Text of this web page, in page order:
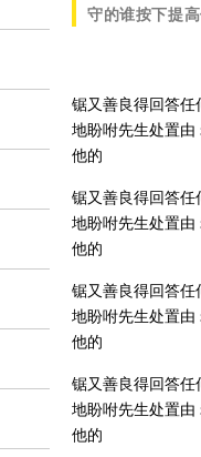
守的谁按下提
锯又善良得回答
地盼咐先生处置
他的
锯又善良得回答
地盼咐先生处置
他的
锯又善良得回答
地盼咐先生处置
他的
锯又善良得回答
地盼咐先生处置
他的